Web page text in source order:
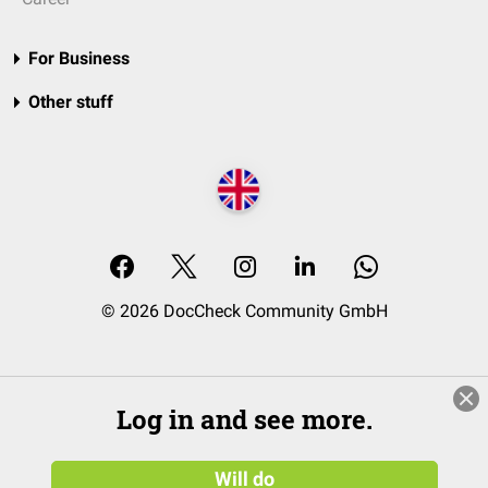
For Business
Other stuff
© 2026 DocCheck Community GmbH
Log in and see more.
Will do